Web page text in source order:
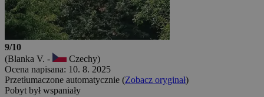
9/10
(Blanka V. -
Czechy)
Ocena napisana: 10. 8. 2025
Przetłumaczone automatycznie (Zobacz oryginał)
Pobyt był wspaniały